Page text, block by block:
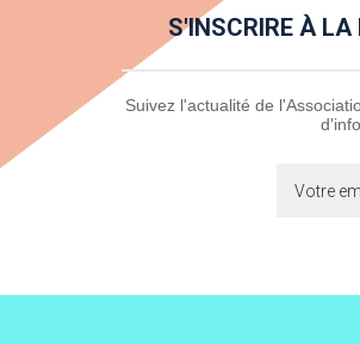
S'INSCRIRE À LA
Newsletter Suivez l'actualité de